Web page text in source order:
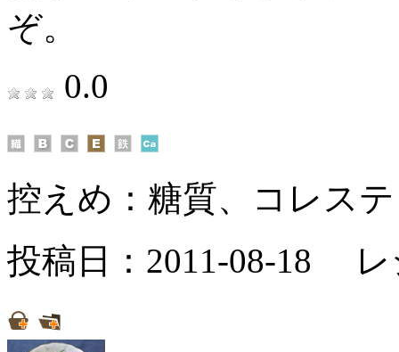
ぞ。
0.0
控えめ： 糖質、コレス
投稿日：2011-08-18